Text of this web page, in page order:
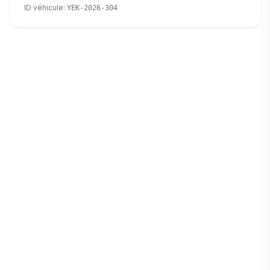
ID véhicule: YEK-2026-304